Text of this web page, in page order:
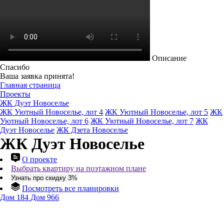
Описание
Спасибо
Ваша заявка принята!
Главная страница
Проекты
ЖК Дуэт Новоселье
ЖК Уютный Новоселье, лот 4 ЖК Уютный Новоселье, лот 5 ЖК
Уютный Новоселье, лот 6 ЖК Уютный Новоселье, лот 7 ЖК
Дуэт Новоселье ЖК Дзета Новоселье
ЖК Дуэт Новоселье
О проекте
Выбрать квартиру на поэтажном плане
Узнать про скидку 3%
Посмотреть все планировки
Дом 184 Дом 966